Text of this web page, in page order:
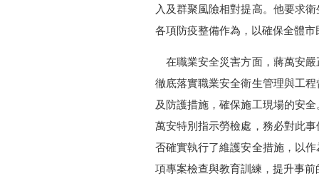
入及群聚風險相對提高。他要求
各項防疫整備作為，以確保全體市
在職業安全災害方面，蔣萬安嚴
徹底落實職業安全衛生管理與工
及防護措施，確保施工現場的安
萬安特別指示勞檢處，務必對此
否確實執行了維護安全措施，以
項專案檢查與教育訓練，提升事